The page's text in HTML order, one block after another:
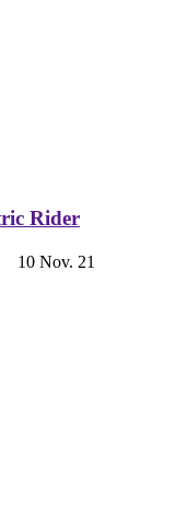
Rider
10 Nov. 21